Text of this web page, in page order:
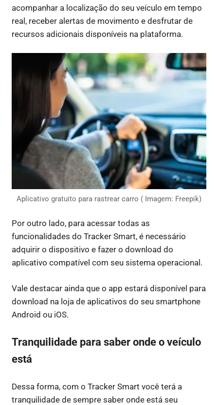
acompanhar a localização do seu veículo em tempo
real, receber alertas de movimento e desfrutar de
recursos adicionais disponíveis na plataforma.
Aplicativo gratuito para rastrear carro ( Imagem: Freepik)
Por outro lado, para acessar todas as
funcionalidades do Tracker Smart, é necessário
adquirir o dispositivo e fazer o download do
aplicativo compatível com seu sistema operacional.
Vale destacar ainda que o app estará disponível para
download na loja de aplicativos do seu smartphone
Android ou iOS.
Tranquilidade para saber onde o veículo
está
Dessa forma, com o Tracker Smart você terá a
tranquilidade de sempre saber onde está seu